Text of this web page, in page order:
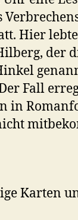
Hier
der
Fall
in
Karten